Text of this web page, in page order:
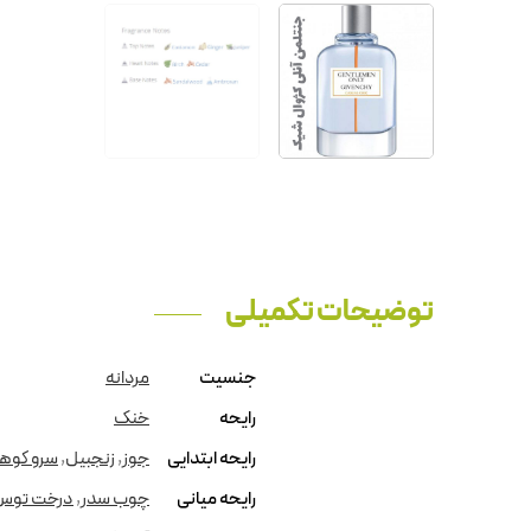
توضیحات تکمیلی
جنسیت
مردانه
رایحه
خنک
رایحه ابتدایی
جوز,زنجبیل,سرو
رایحه میانی
چوب سدر,درخت